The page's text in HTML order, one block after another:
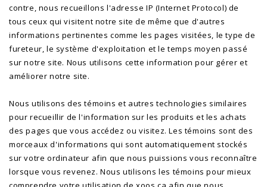
contre, nous recueillons l'adresse IP (Internet Protocol) de
tous ceux qui visitent notre site de même que d'autres
informations pertinentes comme les pages visitées, le type de
fureteur, le système d'exploitation et le temps moyen passé
sur notre site. Nous utilisons cette information pour gérer et
améliorer notre site.
Nous utilisons des témoins et autres technologies similaires
pour recueillir de l'information sur les produits et les achats
des pages que vous accédez ou visitez. Les témoins sont des
morceaux d'informations qui sont automatiquement stockés
sur votre ordinateur afin que nous puissions vous reconnaître
lorsque vous revenez. Nous utilisons les témoins pour mieux